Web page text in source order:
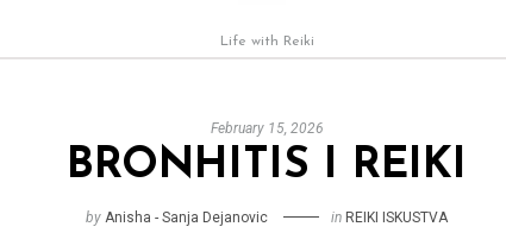
Life with Reiki
February 15, 2026
BRONHITIS I REIKI
by Anisha - Sanja Dejanovic in REIKI ISKUSTVA